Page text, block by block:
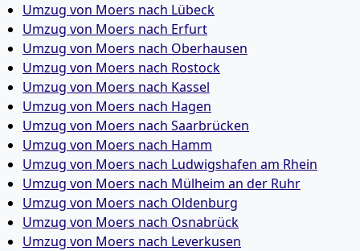
Umzug von Moers nach Lübeck
Umzug von Moers nach Erfurt
Umzug von Moers nach Oberhausen
Umzug von Moers nach Rostock
Umzug von Moers nach Kassel
Umzug von Moers nach Hagen
Umzug von Moers nach Saarbrücken
Umzug von Moers nach Hamm
Umzug von Moers nach Ludwigshafen am Rhein
Umzug von Moers nach Mülheim an der Ruhr
Umzug von Moers nach Oldenburg
Umzug von Moers nach Osnabrück
Umzug von Moers nach Leverkusen